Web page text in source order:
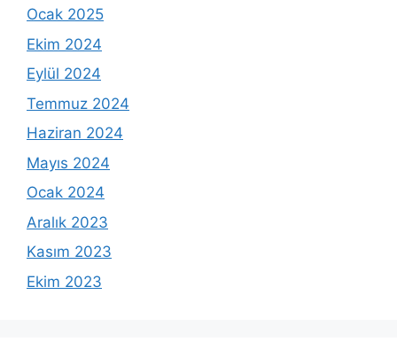
Ocak 2025
Ekim 2024
Eylül 2024
Temmuz 2024
Haziran 2024
Mayıs 2024
Ocak 2024
Aralık 2023
Kasım 2023
Ekim 2023